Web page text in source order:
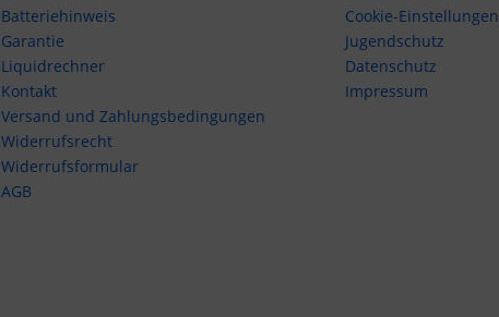
Batteriehinweis
Garantie
Liquidrechner
Kontakt
Versand und Zahlungsbedingungen
Widerrufsrecht
Widerrufsformular
AGB
Cookie-Einstellungen
Jugendschutz
Datenschutz
Impressum